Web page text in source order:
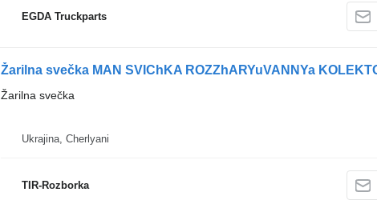
EGDA Truckparts
Žarilna svečka
Ukrajina, Cherlyani
TIR-Rozborka